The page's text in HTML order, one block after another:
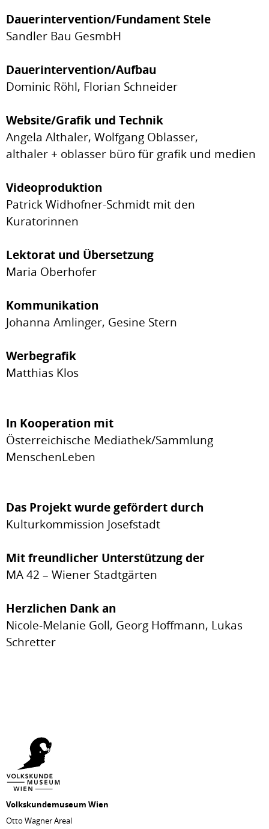
Dauerintervention/Fundament Stele
Sandler Bau GesmbH
Dauerintervention/Aufbau
Dominic Röhl, Florian Schneider
Website/Grafik und Technik
Angela Althaler, Wolfgang Oblasser,
althaler + oblasser büro für grafik und medien
Videoproduktion
Patrick Widhofner-Schmidt mit den
Kuratorinnen
Lektorat und Übersetzung
Maria Oberhofer
Kommunikation
Johanna Amlinger, Gesine Stern
Werbegrafik
Matthias Klos
In Kooperation mit
Österreichische Mediathek/Sammlung
MenschenLeben
Das Projekt wurde gefördert durch
Kulturkommission Josefstadt
Mit freundlicher Unterstützung der
MA 42 – Wiener Stadtgärten
Herzlichen Dank an
Nicole-Melanie Goll, Georg Hoffmann, Lukas
Schretter
Volkskundemuseum Wien
Otto Wagner Areal